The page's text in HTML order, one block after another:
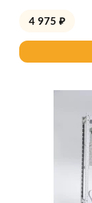
4 975 ₽